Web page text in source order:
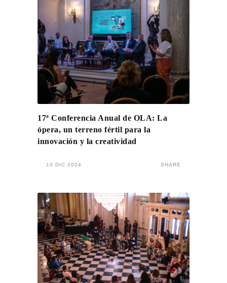
17ª Conferencia Anual de OLA: La
ópera, un terreno fértil para la
innovación y la creatividad
10 DIC 2024 SHARE